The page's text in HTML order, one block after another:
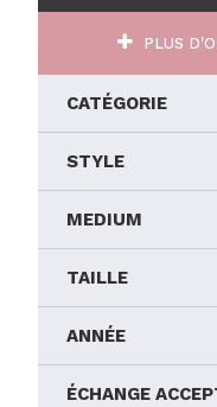
PLUS
CATÉGORIE
STYLE
MEDIUM
TAILLE
ANNÉE
ÉCHANGE